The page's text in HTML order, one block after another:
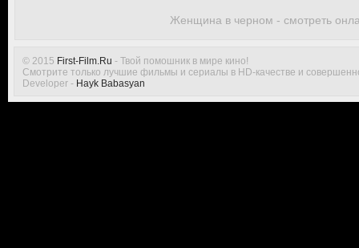
Женщина в черном - смотреть
© 2015 First-Film.Ru - Твой помошник в мире кино!
Смотрите только лучшие фильмы и сериалы в HD-качестве и
Developer - Hayk Babasyan